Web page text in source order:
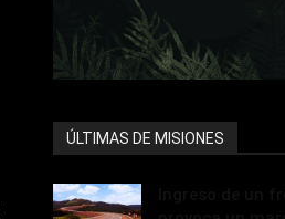
ÚLTIMAS DE MISIONES